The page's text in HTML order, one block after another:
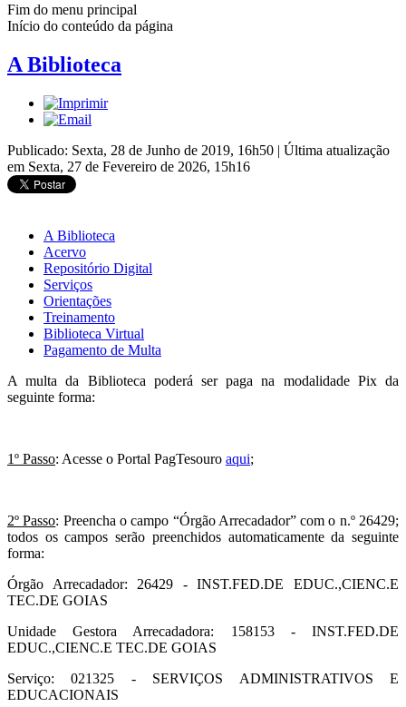
Fim do menu principal
Início do conteúdo da página
A Biblioteca
Publicado: Sexta, 28 de Junho de 2019, 16h50 | Última atualização
em Sexta, 27 de Fevereiro de 2026, 15h16
A Biblioteca
Acervo
Repositório Digital
Serviços
Orientações
Treinamento
Biblioteca Virtual
Pagamento de Multa
A multa da Biblioteca poderá ser paga na modalidade Pix da
seguinte forma:
1º Passo: Acesse o Portal PagTesouro aqui;
2º Passo: Preencha o campo “Órgão Arrecadador” com o n.º 26429;
todos os campos serão preenchidos automaticamente da seguinte
forma:
Órgão Arrecadador: 26429 - INST.FED.DE EDUC.,CIENC.E
TEC.DE GOIAS
Unidade Gestora Arrecadadora: 158153 - INST.FED.DE
EDUC.,CIENC.E TEC.DE GOIAS
Serviço: 021325 - SERVIÇOS ADMINISTRATIVOS E
EDUCACIONAIS